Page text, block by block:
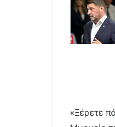
«Ξέρετε